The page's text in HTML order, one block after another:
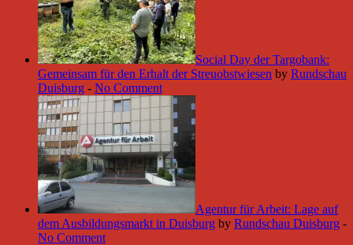
Social Day der Targobank:
Gemeinsam für den Erhalt der Streuobstwiesen by Rundschau
Duisburg - No Comment
Agentur für Arbeit: Lage auf
dem Ausbildungsmarkt in Duisburg by Rundschau Duisburg -
No Comment